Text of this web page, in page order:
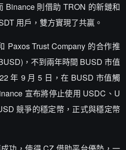
Binance 則借助 TRON 的新鏈和
用戶，雙方實現了共贏。
Paxos Trust Company 的合作推
，不到兩年時間 BUSD 市值
年 9 月 5 日，在 BUSD 市值觸
宣布將停止使用 USDC、U
競爭的穩定幣，正式與穩定幣